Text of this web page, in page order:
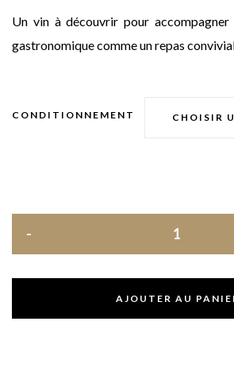
Un vin à découvrir pour accompagner
gastronomique comme un repas
CONDITIONNEMENT
AJOUTER AU